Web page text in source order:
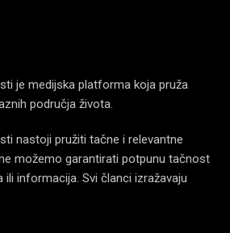
je medijska platforma koja pruža
područja života.
nastoji pružiti tačne i relevantne
možemo garantirati potpunu tačnost
ili informacija. Svi članci izražavaju